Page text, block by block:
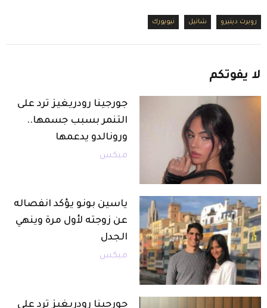
روبرت دينيرو شانيل نيويورك
لا يفوتكم
جورجينا رودريغيز ترد على
التنمر بسبب جسمها..
ورونالدو يدعمها
ميكس
ياسين بونو يؤكد انفصاله
عن زوجته لأول مرة وينهي
الجدل
ميكس
جورجينا رودريغيز ترد على